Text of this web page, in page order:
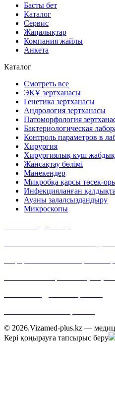
Басты бет
Каталог
Сервис
Жаңалықтар
Компания жайлы
Анкета
Каталог
Смотреть все
ЭКҰ зертханасы
Генетика зертханасы
Андрология зертханасы
Патоморфология
Бактериологическая
Контроль параметров в
Хирургия
Хирургиялық күш
Жансақтау бөлімі
Манекендер
Микробқа қарсы төсек-
Инфекцияланған
Ауаны залалсыздандыру
Микроскопы
© 2026.Vizamed-plus.kz —
Кері қоңырауға тапсырыс беру